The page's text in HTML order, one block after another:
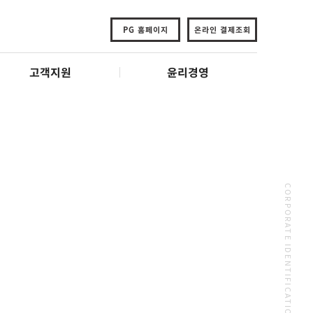
고객지원 윤리경영
온라인 결제조회
PG 홈페이지